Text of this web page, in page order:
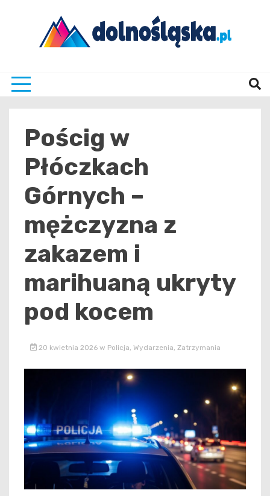
Pościg w
Płóczkach
Górnych –
mężczyzna z
zakazem i
marihuaną ukryty
pod kocem
20 kwietnia 2026 w Policja Wydarzenia Zatrzymania